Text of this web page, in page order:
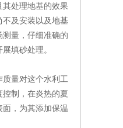
处理地基的效果
不及安装以及地基
量，仔细准确的
填砂处理。
质量对这个水利工
制，在炎热的夏
，为其添加保温